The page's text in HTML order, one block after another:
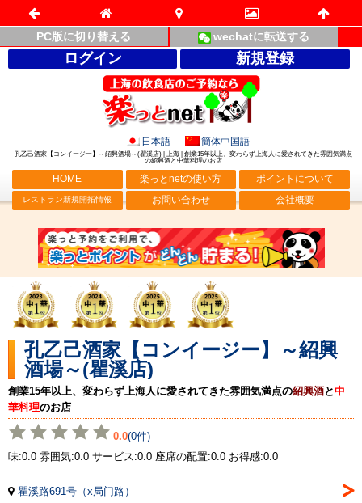
PC版に切り替える wechatに転送する
ログイン 新規登録
日本語 簡体中国語
孔乙己酒家【コンイージー】～紹興酒場～(瞿溪店) | 上海 | 創業15年以上、変わらず上海人に愛されてきた雰囲気満点
の紹興酒と中華料理のお店
HOME 楽っとnetの使い方 ポイントについて
レストラン新規開拓情報 お問い合わせ 会社概要
孔乙己酒家【コンイージー】～紹興
酒場～(瞿溪店)
創業15年以上、変わらず上海人に愛されてきた雰囲気満点の紹興酒と中
華料理のお店
0.0(0件)
味:0.0 雰囲気:0.0 サービス:0.0 座席の配置:0.0 お得感:0.0
瞿溪路691号（x局门路）